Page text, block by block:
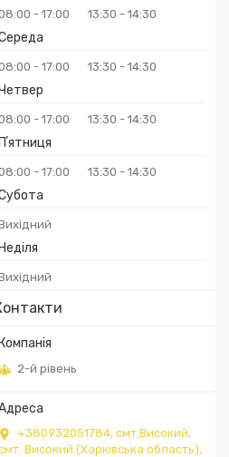
17:00 13:30 14:30
17:00 13:30 14:30
17:00 13:30 14:30
Пʼятниця
17:00 13:30 14:30
Неділя
2-й рівень
+380932051784, смт.Високий,
Високий (Харківська область),